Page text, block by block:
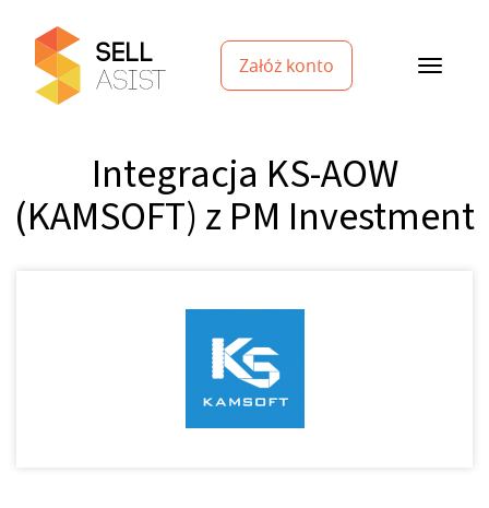
Załóż konto
Integracja KS-AOW
(KAMSOFT) z PM Investment